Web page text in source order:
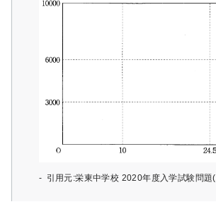
引用元:栄東中学校 2020年度入学試験問題